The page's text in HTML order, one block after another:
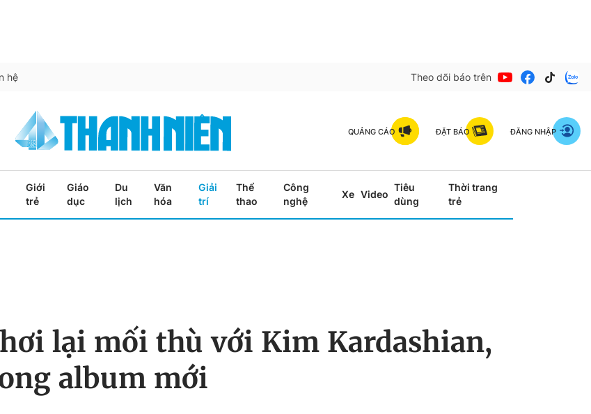
hệ Theo dõi báo trên
QUẢNG CÁO ĐẶT BÁO ĐĂNG NHẬP
Giới
trẻ
Giáo
dục
Du
lịch
Văn
hóa
Giải
trí
Thể
thao
Công
nghệ
Xe Video
Tiêu
dùng
Thời trang
trẻ
lại mối thù với Kim Kardashian,
album mới